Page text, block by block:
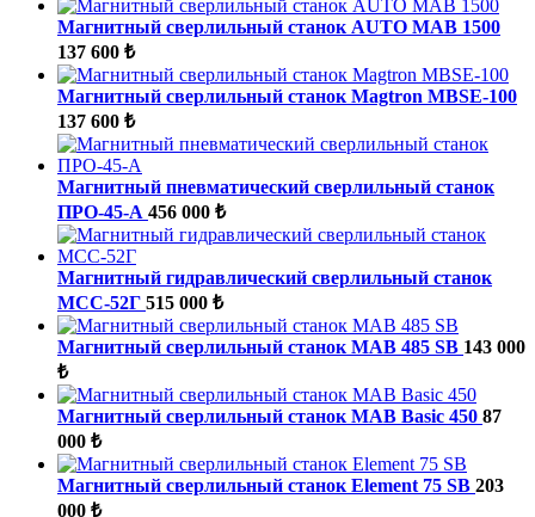
Магнитный сверлильный станок AUTO MAB 1500
137 600 ₺
Магнитный сверлильный станок Magtron MBSE-100
137 600 ₺
Магнитный пневматический сверлильный станок
ПРО-45-А 456 000 ₺
Магнитный гидравлический сверлильный станок
МСС-52Г 515 000 ₺
Магнитный сверлильный станок MAB 485 SB 143 000
₺
Магнитный сверлильный станок MAB Basic 450 87
000 ₺
Магнитный сверлильный станок Element 75 SB 203
000 ₺